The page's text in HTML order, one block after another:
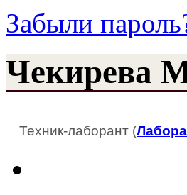
Забыли
Чекирева
Техник-лаборант (